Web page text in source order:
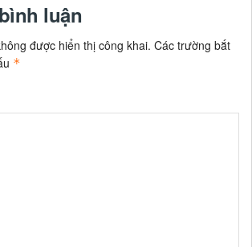
luận
được hiển thị công khai. Các trường bắt
*